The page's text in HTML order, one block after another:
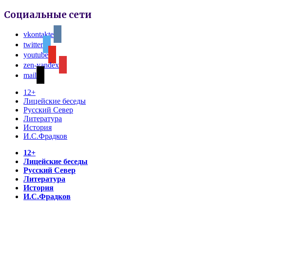
Социальные сети
vkontakte
twitter
youtube
zen-yandex
mail
12+
Лицейские беседы
Русский Север
Литература
История
И.С.Фрадков
12+
Лицейские беседы
Русский Север
Литература
История
И.С.Фрадков